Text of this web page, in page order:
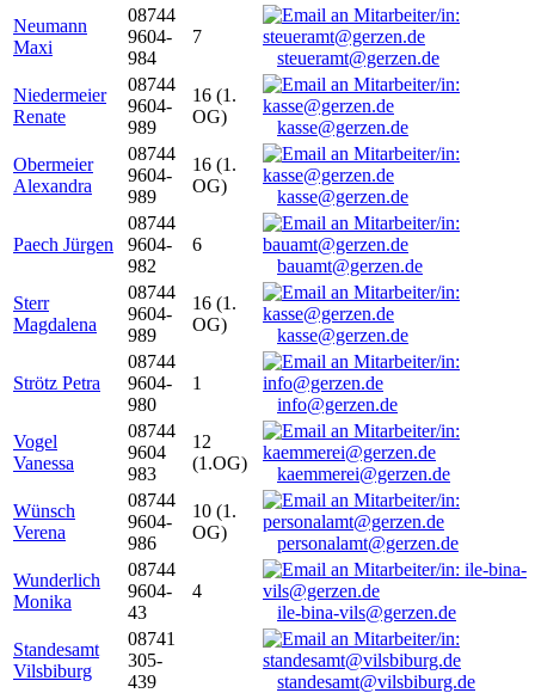
Neumann
Maxi
08744
9604-
984
7
steueramt@gerzen.de
Niedermeier
Renate
08744
9604-
989
16 (1.
OG)
kasse@gerzen.de
Obermeier
Alexandra
08744
9604-
989
16 (1.
OG)
kasse@gerzen.de
Paech Jürgen
08744
9604-
982
6
bauamt@gerzen.de
Sterr
Magdalena
08744
9604-
989
16 (1.
OG)
kasse@gerzen.de
Strötz Petra
08744
9604-
980
1
info@gerzen.de
Vogel
Vanessa
08744
9604
983
12
(1.OG)
kaemmerei@gerzen.de
Wünsch
Verena
08744
9604-
986
10 (1.
OG)
personalamt@gerzen.de
Wunderlich
Monika
08744
9604-
43
4
ile-bina-vils@gerzen.de
Standesamt
Vilsbiburg
08741
305-
439
standesamt@vilsbiburg.de